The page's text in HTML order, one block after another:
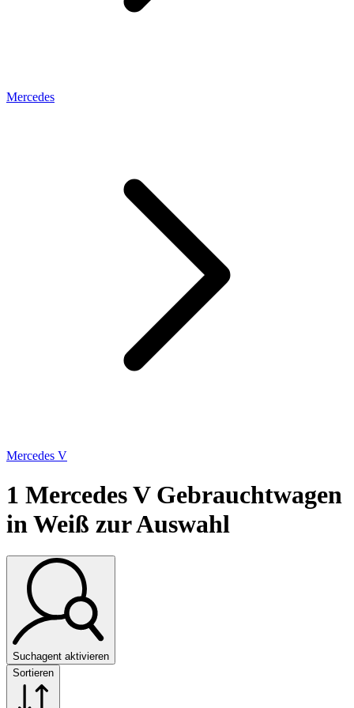
Mercedes
Mercedes V
1 Mercedes V Gebrauchtwagen
in Weiß zur Auswahl
Suchagent aktivieren
Sortieren